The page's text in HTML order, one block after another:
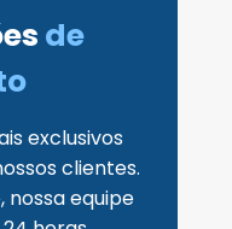
de
exclusivos
clientes.
nossa equipe